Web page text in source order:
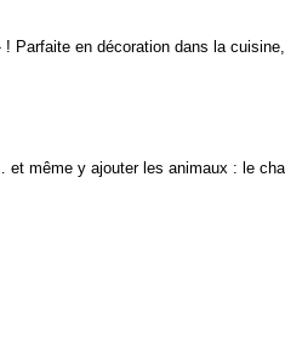
en décoration dans la
même y ajouter les animaux : le